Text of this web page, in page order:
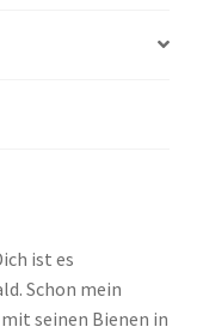
ist es
Schon mein
seinen Bienen in